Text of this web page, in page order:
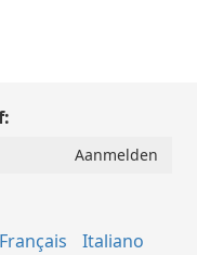
Français
Italiano